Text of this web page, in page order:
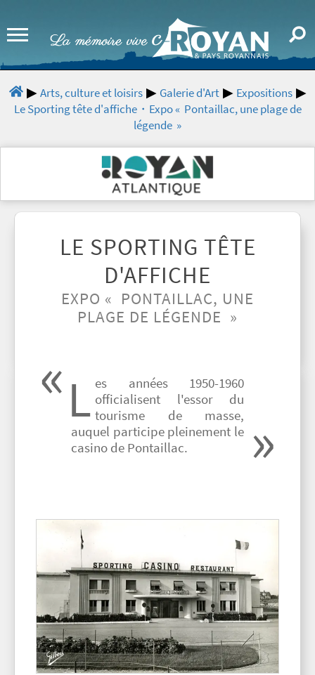
Arts, culture et loisirs Galerie d'Art
Expositions
Le Sporting tête d'affiche・Expo « Pontaillac, une plage de
légende »
LE SPORTING TÊTE
D'AFFICHE
EXPO « PONTAILLAC, UNE
PLAGE DE LÉGENDE »
L es années 1950-1960
officialisent l'essor du
tourisme de masse,
auquel participe pleinement le
casino de Pontaillac.